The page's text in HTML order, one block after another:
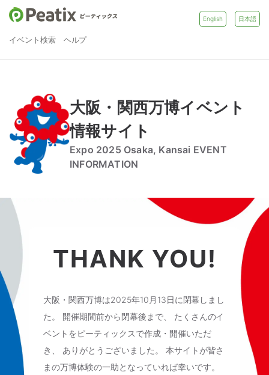
イベント検索 ヘルプ
English 日本語
大阪・関西万博イベント
情報サイト
Expo 2025 Osaka, Kansai EVENT
INFORMATION
THANK YOU!
大阪・関西万博は2025年10月13日に閉幕しまし
た。
開催期間前から閉幕後まで、
たくさんのイ
ベントをピーティックスで作成・開催いただ
き、
ありがとうございました。
本サイトが皆さ
まの万博体験の一助となっていれば幸いです。